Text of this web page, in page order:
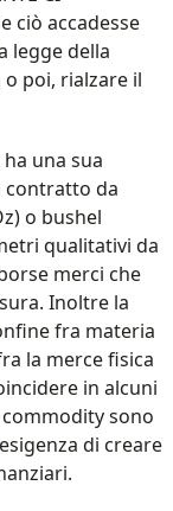
ciò accadesse
legge della
poi, rialzare il
una sua
contratto da
o bushel
qualitativi da
merci che
Inoltre la
fra materia
la merce fisica
in alcuni
sono
di creare